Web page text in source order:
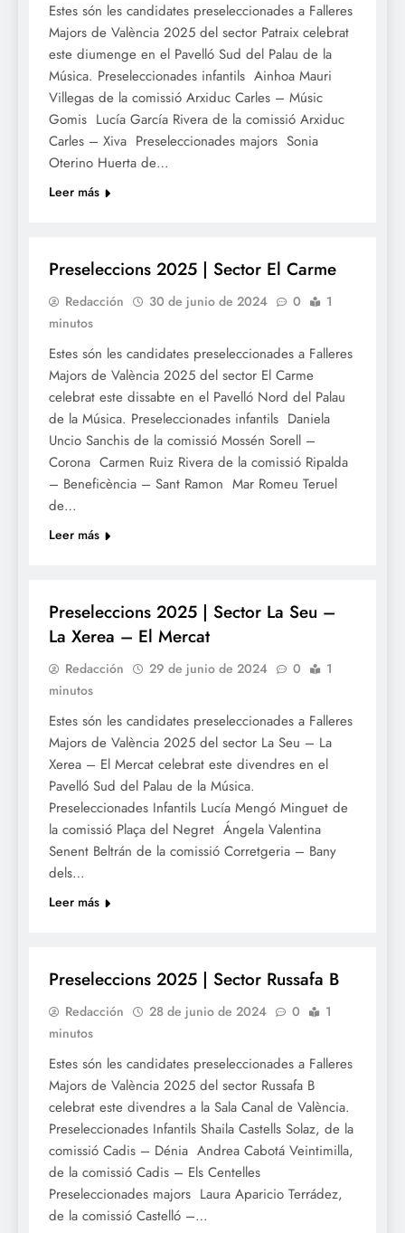
Estes són les candidates preseleccionades a Falleres
Majors de València 2025 del sector Patraix celebrat
este diumenge en el Pavelló Sud del Palau de la
Música. Preseleccionades infantils Ainhoa Mauri
Villegas de la comissió Arxiduc Carles – Músic
Gomis Lucía García Rivera de la comissió Arxiduc
Carles – Xiva Preseleccionades majors Sonia
Oterino Huerta de…
Leer más
Preseleccions 2025 | Sector El Carme
Redacción 30 de junio de 2024 0
1
minutos
Estes són les candidates preseleccionades a Falleres
Majors de València 2025 del sector El Carme
celebrat este dissabte en el Pavelló Nord del Palau
de la Música. Preseleccionades infantils Daniela
Uncio Sanchis de la comissió Mossén Sorell –
Corona Carmen Ruiz Rivera de la comissió Ripalda
– Beneficència – Sant Ramon Mar Romeu Teruel
de…
Leer más
Preseleccions 2025 | Sector La Seu –
La Xerea – El Mercat
Redacción 29 de junio de 2024 0
1
minutos
Estes són les candidates preseleccionades a Falleres
Majors de València 2025 del sector La Seu – La
Xerea – El Mercat celebrat este divendres en el
Pavelló Sud del Palau de la Música.
Preseleccionades Infantils Lucía Mengó Minguet de
la comissió Plaça del Negret Ángela Valentina
Senent Beltrán de la comissió Corretgeria – Bany
dels…
Leer más
Preseleccions 2025 | Sector Russafa B
Redacción 28 de junio de 2024 0
1
minutos
Estes són les candidates preseleccionades a Falleres
Majors de València 2025 del sector Russafa B
celebrat este divendres a la Sala Canal de València.
Preseleccionades Infantils Shaila Castells Solaz, de la
comissió Cadis – Dénia Andrea Cabotá Veintimilla,
de la comissió Cadis – Els Centelles
Preseleccionades majors Laura Aparicio Terrádez,
de la comissió Castelló –…